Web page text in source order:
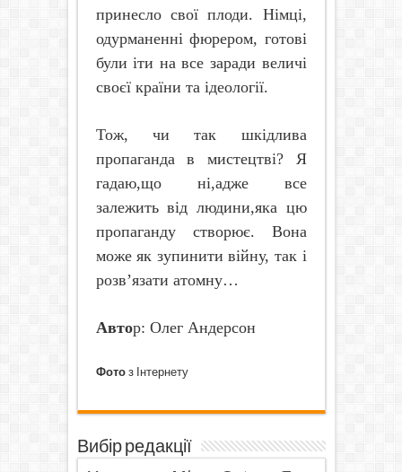
принесло свої плоди. Німці,
одурманенні фюрером, готові
були іти на все заради величі
своєї країни та ідеології.
Тож, чи так шкідлива
пропаганда в мистецтві? Я
гадаю,що ні,адже все
залежить від людини,яка цю
пропаганду створює. Вона
може як зупинити війну, так і
розв’язати атомну…
Автор: Олег Андерсон
Фотоз Інтернету
Вибір редакції